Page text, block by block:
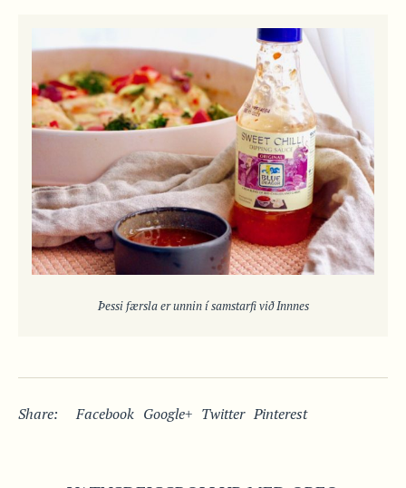
Þessi færsla er unnin í samstarfi við Innnes
Share: Facebook Google+ Twitter Pinterest